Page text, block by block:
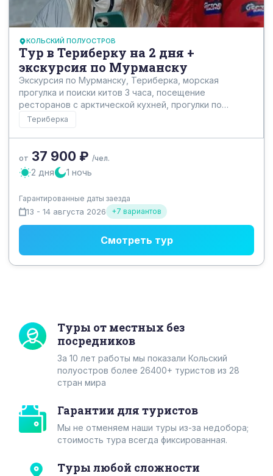
КОЛЬСКИЙ ПОЛУОСТРОВ
Тур в Териберку на 2 дня +
экскурсия по Мурманску
Экскурсия по Мурманску, Териберка, морская
прогулка и поиски китов 3 часа, посещение
ресторанов с арктической кухней, прогулки по
живописным местам, Северный Ледовитый океан.
Териберка
от 37 900 ₽ /чел.
2 дня 1 ночь
Гарантированные даты заезда
13 - 14 августа 2026 +7 вариантов
Смотреть тур
Туры от местных без
посредников
За 10 лет работы мы показали Кольский
полуостров более 26400+ туристов из 28
стран мира
Гарантии для туристов
Мы не отменяем наши туры из-за недобора;
cтоимость тура всегда фиксированная.
Туры любой сложности